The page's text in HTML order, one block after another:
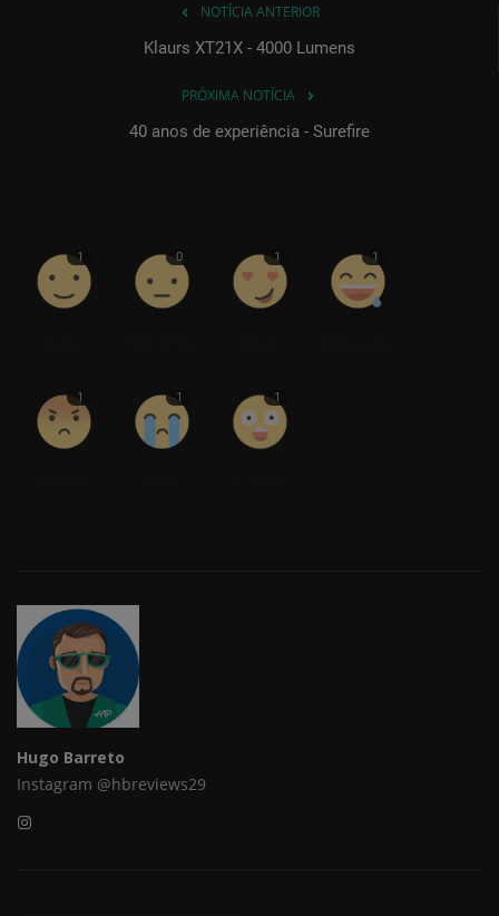
NOTÍCIA ANTERIOR
Klaurs XT21X - 4000 Lumens
PRÓXIMA NOTÍCIA
40 anos de experiência - Surefire
1 0 1 1
1 1 1
Hugo Barreto
Instagram @hbreviews29